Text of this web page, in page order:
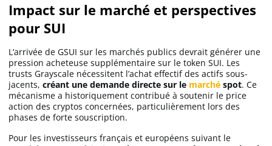
Impact sur le marché et perspectives
pour SUI
L’arrivée de GSUI sur les marchés publics devrait générer une
pression acheteuse supplémentaire sur le token SUI. Les
trusts Grayscale nécessitent l’achat effectif des actifs sous-
jacents, créant une demande directe sur le marché spot. Ce
mécanisme a historiquement contribué à soutenir le price
action des cryptos concernées, particulièrement lors des
phases de forte souscription.
Pour les investisseurs français et européens suivant le